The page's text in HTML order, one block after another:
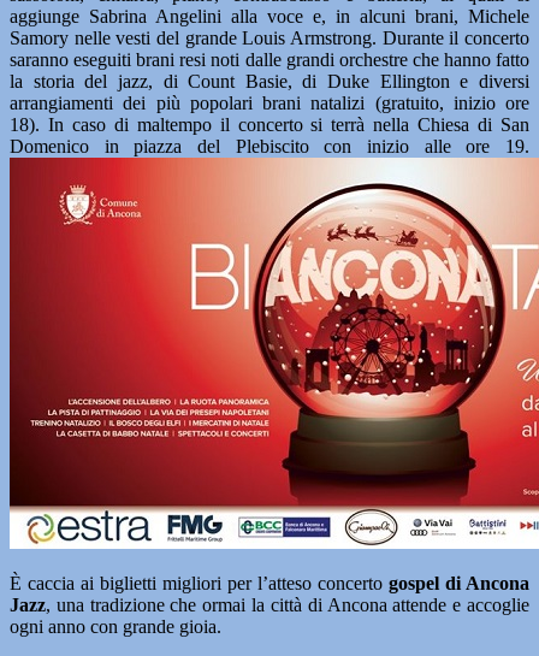
aggiunge Sabrina Angelini alla voce e, in alcuni brani, Michele
Samory nelle vesti del grande Louis Armstrong. Durante il concerto
saranno eseguiti brani resi noti dalle grandi orchestre che hanno fatto
la storia del jazz, di Count Basie, di Duke Ellington e diversi
arrangiamenti dei più popolari brani natalizi (gratuito, inizio ore
18). In caso di maltempo il concerto si terrà nella Chiesa di San
Domenico in piazza del Plebiscito con inizio alle ore 19.
È caccia ai biglietti migliori per l’atteso concerto gospel di Ancona
Jazz, una tradizione che ormai la città di Ancona attende e accoglie
ogni anno con grande gioia.